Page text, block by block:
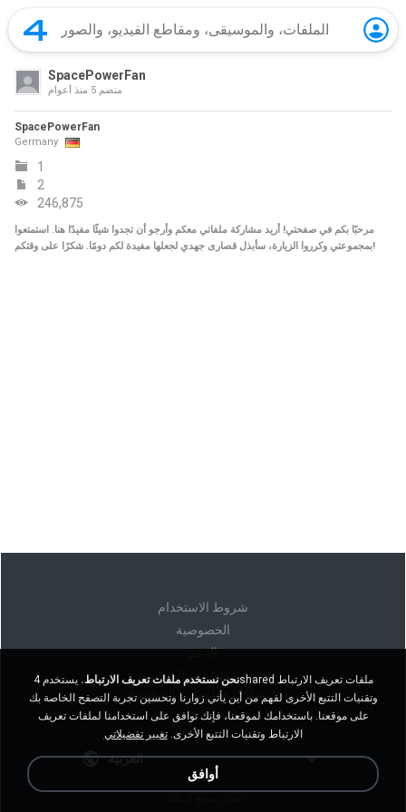
SpacePowerFan
منضم
SpacePowerFan
Germany
1
2
246,875
مرحبًا بكم في صفحتي! أريد مشاركة ملفاتي معكم وأرجو أن تجدوا شيئًا مفيدًا هنا. استمتعوا
بمجموعتي وكرروا الزيارة، سأبذل قصارى جهدي لجعلها مفيدة لكم دومًا. شكرًا على وقتكم!
شروط الاستخدام
الخصوصية
الدعم
لا تبيع معلوماتي الشخصية
لا تشارك معلوماتي الشخصية
العربية
نحن نستخدم ملفات تعريف الارتباط.
يستخدم 4shared ملفات تعريف الارتباط
وتقنيات التتبع الأخرى لفهم من أين يأتي زوارنا وتحسين تجربة التصفح الخاصة بك
على موقعنا. باستخدامك لموقعنا، فإنك توافق على استخدامنا لملفات تعريف
الارتباط وتقنيات التتبع الأخرى.تغيير تفضيلاتي
أوافق